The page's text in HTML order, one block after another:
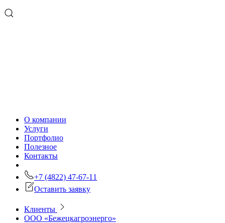
О компании
Услуги
Портфолио
Полезное
Контакты
+7 (4822) 47-67-11
Оставить заявку
Клиенты
ООО «Бежецкагроэнерго»